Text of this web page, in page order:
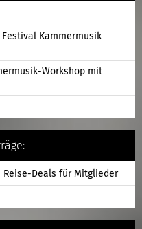
Kammermusik
Workshop mit
Reise-Deals für Mitglieder